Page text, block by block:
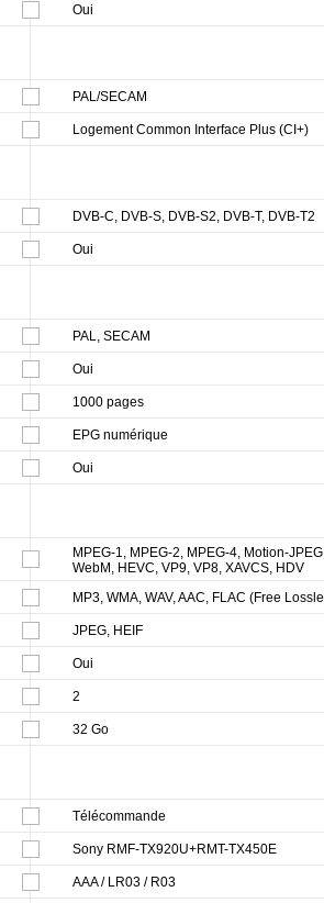
Oui
PAL/SECAM
Logement Common Interface Plus (CI+)
DVB-C, DVB-S, DVB-S2, DVB-T, DVB-T2
Oui
PAL, SECAM
Oui
1000 pages
EPG numérique
Oui
MPEG-1, MPEG-2, MPEG-4, Motion-
WebM, HEVC, VP9, VP8, XAVCS, HDV
MP3, WMA, WAV, AAC, FLAC (Free
JPEG, HEIF
Oui
2
32 Go
Télécommande
Sony RMF-TX920U+RMT-TX450E
AAA / LR03 / R03